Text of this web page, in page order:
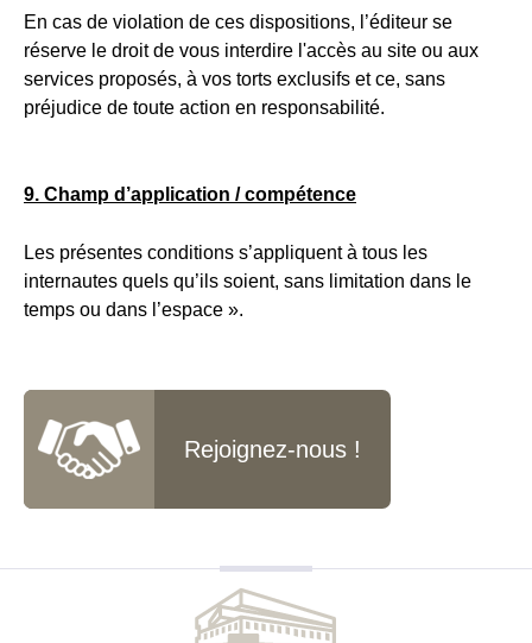
En cas de violation de ces dispositions, l’éditeur se
réserve le droit de vous interdire l'accès au site ou aux
services proposés, à vos torts exclusifs et ce, sans
préjudice de toute action en responsabilité.
9. Champ d’application / compétence
Les présentes conditions s’appliquent à tous les
internautes quels qu’ils soient, sans limitation dans le
temps ou dans l’espace ».
Rejoignez-nous !